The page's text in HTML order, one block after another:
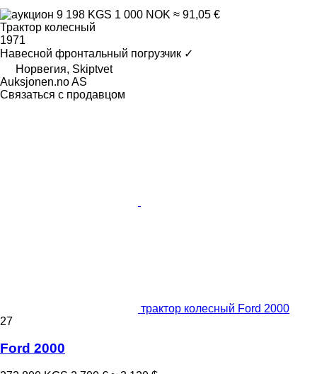
9 198 KGS 1 000 NOK ≈ 91,05 €
Трактор колесный
1971
Навесной фронтальный погрузчик ✓
Норвегия, Skiptvet
Auksjonen.no AS
Связаться с продавцом
трактор колесный Ford 2000
27
Ford 2000